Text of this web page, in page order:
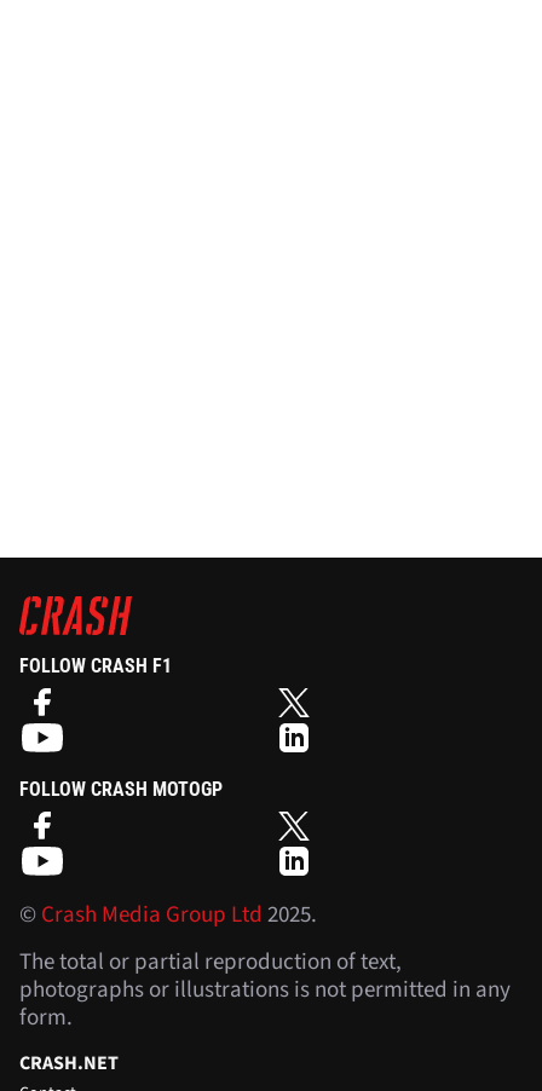
FOLLOW CRASH F1
FOLLOW CRASH MOTOGP
©Crash Media Group Ltd 2025.
The total or partial reproduction of text,
photographs or illustrations is not permitted in any
form.
CRASH.NET